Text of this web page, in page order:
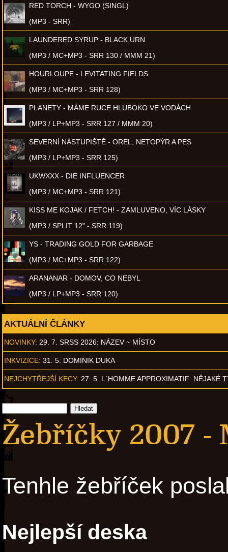
RED TORCH - WYGO (SINGL)
(MP3 - SRR)
LAUNDERED SYRUP - BLACK URN
(MP3 / MC+MP3 - SRR 130 / MMM 21)
HOURLOUPE - LEVITATING FIELDS
(MP3 / MC+MP3 - SRR 128)
PLANETY - MÁME RUCE HLUBOKO VE VODÁCH
(MP3 / LP+MP3 - SRR 127 / MMM 20)
SEVERNÍ NÁSTUPIŠTĚ - OREL, NETOPÝR A PES
(MP3 / LP+MP3 - SRR 125)
UKWXXX - DIE INFLUENCER
(MP3 / MC+MP3 - SRR 121)
KISS ME KOJAK / FETCH! - ZAMLUVENO, VÍC LÁSKY
(MP3 / SPLIT 12" - SRR 119)
YS - TRADING GOLD FOR GARBAGE
(MP3 / MC+MP3 - SRR 122)
ARANANAR - DOMOV, CO NEBYL
(MP3 / LP+MP3 - SRR 120)
AKTUÁLNÍ ČLÁNKY
NOVINKY: 29. 7. SRSS 2026: NÁZEV ~ MÍSTO
INKVIZICE: 31. 5. DOMINIK DUKA
NEJCHYTŘEJŠÍ KECY: 27. 5. L´HOMME APPROXIMATIF: NĚJAKÉ
Žebříčky 2007 -
Tenhle žebříček
Nejlepší deska